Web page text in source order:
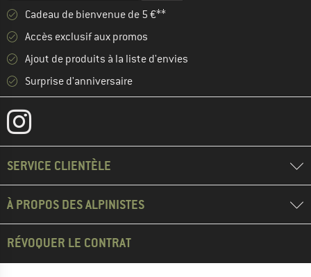
Cadeau de bienvenue de 5 €**
Accès exclusif aux promos
Ajout de produits à la liste d'envies
Surprise d'anniversaire
SERVICE CLIENTÈLE
À PROPOS DES ALPINISTES
RÉVOQUER LE CONTRAT